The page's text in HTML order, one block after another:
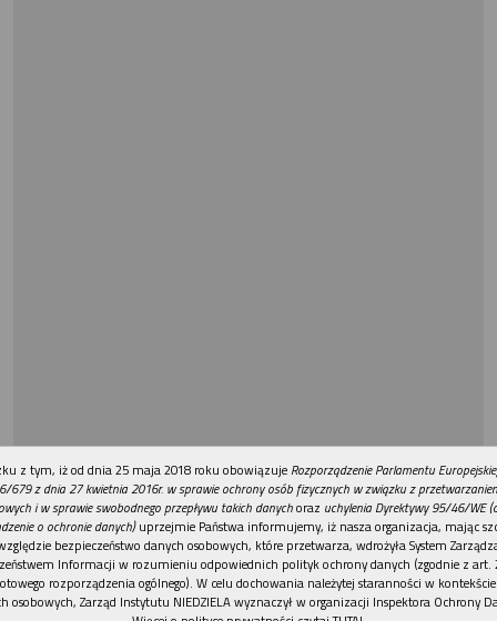
REKLAMA
z tym, iż od dnia 25 maja 2018 roku obowiązuje Rozporządzenie Parlamentu
679 z dnia 27 kwietnia 2016r. w sprawie ochrony osób fizycznych w związku z
i w sprawie swobodnego przepływu takich danychoraz uchylenia Dyrektywy 95/46/WE
o ochronie danych)uprzejmie Państwa informujemy, iż nasza organizacja, mając
bezpieczeństwo danych osobowych, które przetwarza, wdrożyła System
Informacji w rozumieniu odpowiednich polityk ochrony danych (zgodnie z art.
rozporządzenia ogólnego). W celu dochowania należytej staranności w
osobowych, Zarząd Instytutu NIEDZIELA wyznaczył w organizacji Inspektora Ochrony